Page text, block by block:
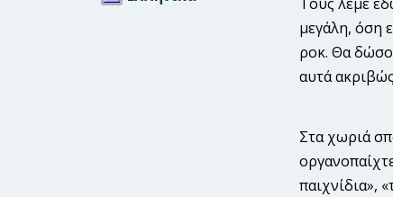
μεγάλη, όση
ροκ. Θα
αυτά
Στα χωριά
παιχνίδια»,